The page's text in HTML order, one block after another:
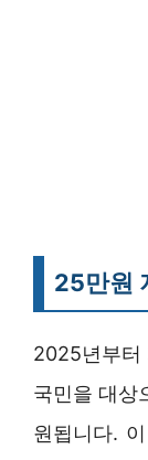
25만원
2025년부터
국민을 대상
원됩니다.